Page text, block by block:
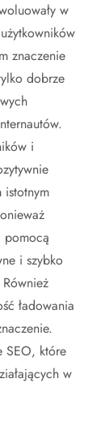
w
znaczenie
dobrze
i
istotnym
pomocą
i szybko
ładowania
SEO, które
w